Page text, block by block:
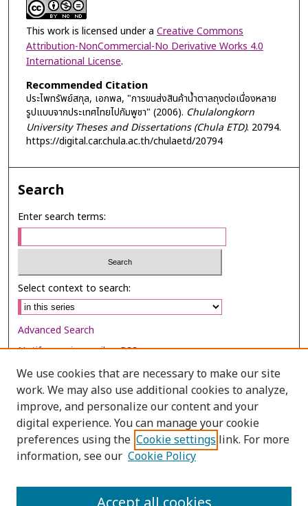
This work is licensed under a Creative Commons
Attribution-NonCommercial-No Derivative Works 4.0
International License.
Recommended Citation
ประไพทรัพย์สกุล, เอกพล, "การขนส่งสินค้าน้ำตาลถุงต่อเนื่องหลาย
รูปแบบจากประเทศไทยไปกัมพูชา" (2006). Chulalongkorn
University Theses and Dissertations (Chula ETD). 20794.
https://digital.car.chula.ac.th/chulaetd/20794
Search
Enter search terms:
Select context to search:
Advanced Search
Notify me via email orRSS
Browse
Collections
Disciplines
Authors
We use cookies that are necessary to make our site
work. We may also use additional cookies to analyze,
improve, and personalize our content and your
digital experience. You can manage your cookie
preferences using the Cookie settings link. For more
information, see our Cookie Policy